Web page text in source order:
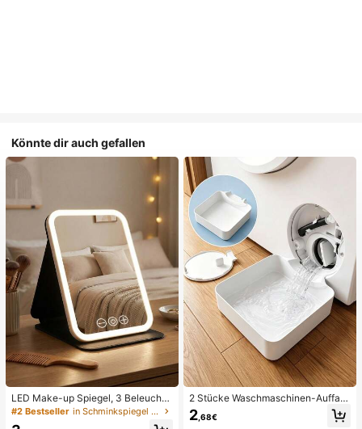
Könnte dir auch gefallen
LED Make-up Spiegel, 3 Beleuchtu
ngsmodi, einstellbare Helligkeit, tra
gbares faltbares Design, geeignet f
#2 Bestseller in Schminkspiegel & Duschspiegel
2 Stücke Waschmaschinen-Auffan
gwanne Tropfschale, wasserdichte
Bodenschutzmatte für Waschraum,
2 ,68€